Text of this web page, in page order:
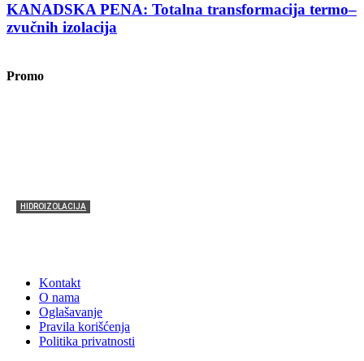
KANADSKA PENA: Totalna transformacija termo–
zvučnih izolacija
Promo
HIDROIZOLACIJA
Kontakt
O nama
Oglašavanje
Pravila korišćenja
Politika privatnosti